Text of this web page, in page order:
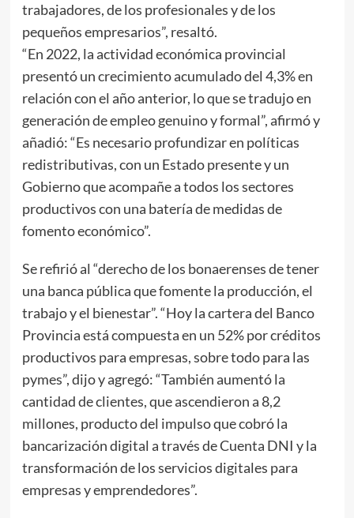
trabajadores, de los profesionales y de los
pequeños empresarios”, resaltó.
“En 2022, la actividad económica provincial
presentó un crecimiento acumulado del 4,3% en
relación con el año anterior, lo que se tradujo en
generación de empleo genuino y formal”, afirmó y
añadió: “Es necesario profundizar en políticas
redistributivas, con un Estado presente y un
Gobierno que acompañe a todos los sectores
productivos con una batería de medidas de
fomento económico”.
Se refirió al “derecho de los bonaerenses de tener
una banca pública que fomente la producción, el
trabajo y el bienestar”. “Hoy la cartera del Banco
Provincia está compuesta en un 52% por créditos
productivos para empresas, sobre todo para las
pymes”, dijo y agregó: “También aumentó la
cantidad de clientes, que ascendieron a 8,2
millones, producto del impulso que cobró la
bancarización digital a través de Cuenta DNI y la
transformación de los servicios digitales para
empresas y emprendedores”.